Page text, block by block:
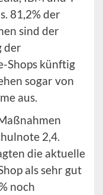
81,2% der
sind der
der
Shops künftig
sogar von
aus.
2,4.
die aktuelle
als sehr gut
noch